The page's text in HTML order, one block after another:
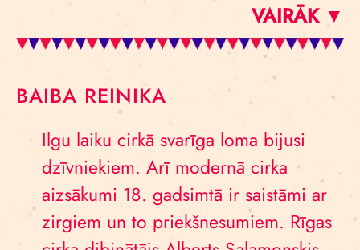
VAIRĀK ▼
BAIBA REINIKA
Ilgu laiku cirkā svarīga loma bijusi
dzīvniekiem. Arī modernā cirka
aizsākumi 18. gadsimtā ir saistāmi ar
zirgiem un to priekšnesumiem. Rīgas